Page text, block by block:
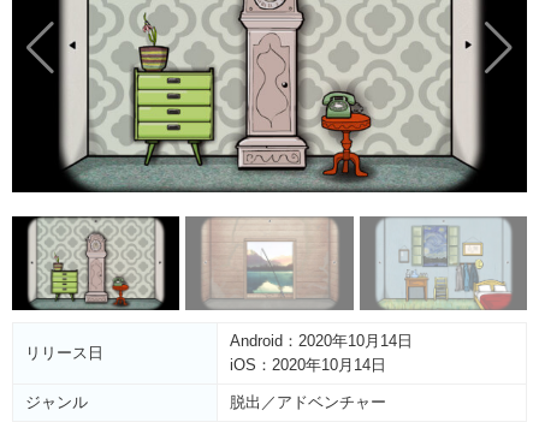
リリース日
Android：2020年10月14日
iOS：2020年10月14日
ジャンル 脱出／アドベンチャー